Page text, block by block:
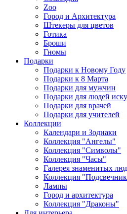
Zoo
Город и Архитектура
Штекеры для цветов
Готика
Броши
Гномы
Подарки
Подарки к Новому Году
Подарки к 8 Марта
Подарки для мужчин
Подарки для людей
Подарки для врачей
Подарки для учителей
Коллекции
Календари и Зодиаки
Коллекция "Ангелы"
Коллекция "Символы"
Коллекция "Часы"
Галерея знаменитых
Коллекция
Лампы
Город и архитектура
Коллекция "Драконы"